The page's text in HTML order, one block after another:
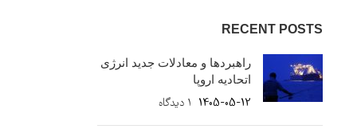
RECENT POSTS
راهبردها و معادلات جدید انرژی
اتحادیه اروپا
1405-05-12 ۱ دیدگاه